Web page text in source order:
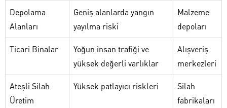
Depolama
Alanları
Geniş alanlarda yangın
yayılma riski
Malzeme
depoları
Ticari Binalar
Yoğun insan trafiği ve
yüksek değerli varlıklar
Alışveriş
merkezleri
Ateşli Silah
Üretim
Yüksek patlayıcı riskleri
Silah
fabrikaları